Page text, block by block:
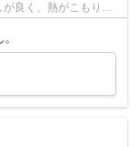
良く、熱がこもりに